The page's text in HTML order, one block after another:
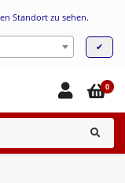
Standort zu sehen.
✔
0